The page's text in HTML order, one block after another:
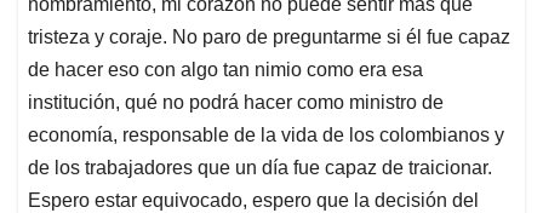
tristeza y coraje. No paro de preguntarme si él fue capaz
de hacer eso con algo tan nimio como era esa
institución, qué no podrá hacer como ministro de
economía, responsable de la vida de los colombianos y
de los trabajadores que un día fue capaz de traicionar.
Espero estar equivocado, espero que la decisión del